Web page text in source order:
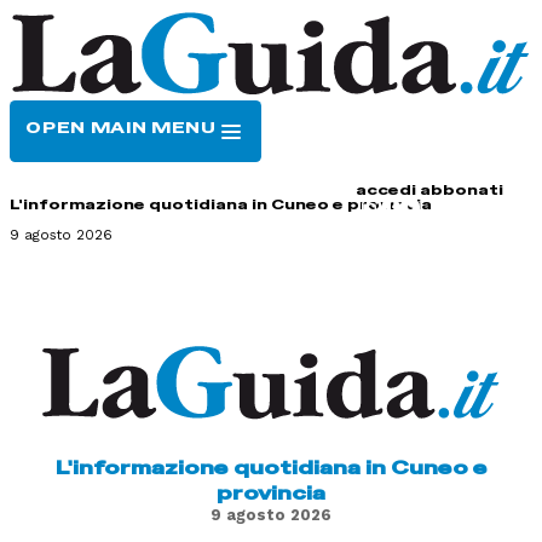
OPEN MAIN MENU
accedi abbonati
L'informazione quotidiana in Cuneo e provincia
9 agosto 2026
L'informazione quotidiana in Cuneo e
provincia
9 agosto 2026